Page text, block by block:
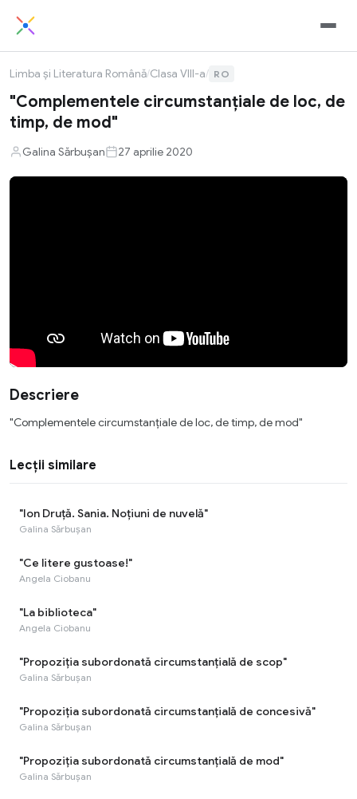
Limba și Literatura Română/Clasa VIII-a/ RO
"Complementele circumstanțiale de loc, de
timp, de mod"
Galina Sărbușan 27 aprilie 2020
Descriere
"Complementele circumstanțiale de loc, de timp, de mod"
Lecții similare
"Ion Druță. Sania. Noțiuni de nuvelă"
Galina Sărbușan
"Ce litere gustoase!"
Angela Ciobanu
"La biblioteca"
Angela Ciobanu
"Propoziția subordonată circumstanțială de scop"
Galina Sărbușan
"Propoziția subordonată circumstanțială de concesivă"
Galina Sărbușan
"Propoziția subordonată circumstanțială de mod"
Galina Sărbușan